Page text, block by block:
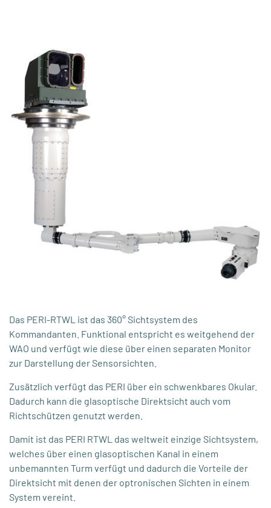
Das PERI-RTWL ist das 360° Sichtsystem des
Kommandanten. Funktional entspricht es weitgehend der
WAO und verfügt wie diese über einen separaten Monitor
zur Darstellung der Sensorsichten.
Zusätzlich verfügt das PERI über ein schwenkbares Okular.
Dadurch kann die glasoptische Direktsicht auch vom
Richtschützen genutzt werden.
Damit ist das PERI RTWL das weltweit einzige Sichtsystem,
welches über einen glasoptischen Kanal in einem
unbemannten Turm verfügt und dadurch die Vorteile der
Direktsicht mit denen der optronischen Sichten in einem
System vereint.